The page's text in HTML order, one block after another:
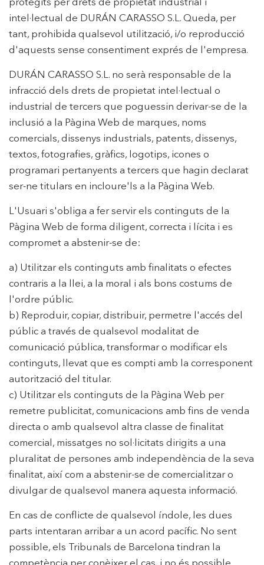
protegits per drets de propietat industrial i
intel·lectual de DURÁN CARASSO S.L. Queda, per
tant, prohibida qualsevol utilització, i/o reproducció
d'aquests sense consentiment exprés de l'empresa.
DURÁN CARASSO S.L. no serà responsable de la
infracció dels drets de propietat intel·lectual o
industrial de tercers que poguessin derivar-se de la
inclusió a la Pàgina Web de marques, noms
comercials, dissenys industrials, patents, dissenys,
textos, fotografies, gràfics, logotips, icones o
programari pertanyents a tercers que hagin declarat
ser-ne titulars en incloure'ls a la Pàgina Web.
L'Usuari s'obliga a fer servir els continguts de la
Pàgina Web de forma diligent, correcta i lícita i es
compromet a abstenir-se de:
a) Utilitzar els continguts amb finalitats o efectes
contraris a la llei, a la moral i als bons costums de
l'ordre públic.
b) Reproduir, copiar, distribuir, permetre l'accés del
públic a través de qualsevol modalitat de
comunicació pública, transformar o modificar els
continguts, llevat que es compti amb la corresponent
autorització del titular.
c) Utilitzar els continguts de la Pàgina Web per
remetre publicitat, comunicacions amb fins de venda
directa o amb qualsevol altra classe de finalitat
comercial, missatges no sol·licitats dirigits a una
pluralitat de persones amb independència de la seva
finalitat, així com a abstenir-se de comercialitzar o
divulgar de qualsevol manera aquesta informació.
En cas de conflicte de qualsevol índole, les dues
parts intentaran arribar a un acord pacífic. No sent
possible, els Tribunals de Barcelona tindran la